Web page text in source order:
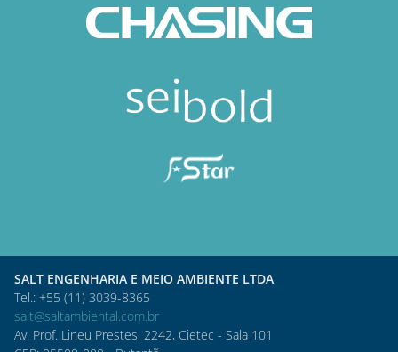
SALT ENGENHARIA E MEIO AMBIENTE LTDA
Tel.: +55 (11) 3039-8365
salt@saltambiental.com.br
Av. Prof. Lineu Prestes, 2242, Cietec - Sala 101